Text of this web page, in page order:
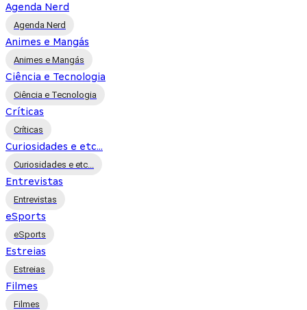
Agenda Nerd
Agenda Nerd
Animes e Mangás
Animes e Mangás
Ciência e Tecnologia
Ciência e Tecnologia
Críticas
Críticas
Curiosidades e etc...
Curiosidades e etc...
Entrevistas
Entrevistas
eSports
eSports
Estreias
Estreias
Filmes
Filmes